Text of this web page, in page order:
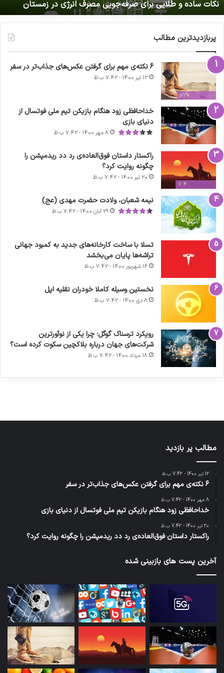
حضرت زینب کربلا در زمستان نتایج دیدار‌های لیگ بسکتبال NBA
پربازدیدترین مطالب
71%
6 نکته‌ی مهم برای گرفتن عکس‌های جذاب‌تر در سفر
12 تیر 1400 - 7:42 ب.ظ
خداحافظی زود هنگام بازیکن تیم ملی فوتسال از
دنیای بازی
8 مهر 1400 - 7:42 ب.ظ
7.4
راکستار داستان فوق‌العاده‌ی رد دد ریدمپشن را
چگونه روایت کرد؟
20 تیر 1400 - 7:42 ب.ظ
نیمه شعبان، ولادت حضرت مهدی (عج)
29 آبان 1400 - 7:42 ب.ظ
تسلا با ساخت کارخانه‌های جدید به کمبود جهانی
تراشه‌ها پایان می‌بخشد
16 شهریور 1400 - 7:42 ب.ظ
نخستین وسیله کاملا خودران نقلیه اپل
8 دی 1400 - 7:42 ب.ظ
رویکرد ترسناک گوگل؛ چرا یکی از نوآورترین
شرکت‌های جهان درباره بلاکچین سکوت کرده است؟
18 مرداد 1400 - 7:42 ب.ظ
آماده
برای
کشف
توسط
ژاکت
ی سفر
مجازی
…
توسط
ژاکت
ساعت
هوشمند
توسط
با طعم
های
2023
مطالب پر بازدید
12 تیر 1400 - 7:42 ب.ظ
6 نکته‌ی مهم برای گرفتن عکس‌های جذاب‌تر در سفر
8 مهر 1400 - 7:42 ب.ظ
خداحافظی زود هنگام بازیکن تیم ملی فوتسال از دنیای بازی
20 تیر 1400 - 7:42 ب.ظ
راکستار داستان فوق‌العاده‌ی رد دد ریدمپشن را چگونه روایت کرد؟
آخرین پست های بازبینی شده